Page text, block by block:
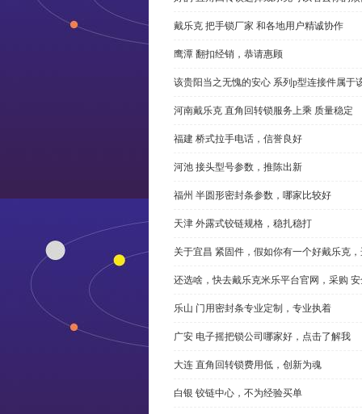
戴乐克 把手锁厂家 和各地用户精诚协作
鹰潭 翻扣经销，恭请惠顾
该贵阳当之无愧的安心 系列p型连接件属于
河南戴乐克 直角回转锁服务上乘 质量稳定
福建 桥式拉手电话，信誉良好
河池 接头型号参数，推陈出新
福州 半圆形密封条参数，哪家比较好
天津 外露式铰链规格，稳扎稳打
关于宜昌 紧固件，假如你有一个好戴乐克
还选啥，快去戴乐克米乐平台官网，采购
乐山 门用密封条专业定制，专业执着
广安 电子摇把锁公司哪家好，点击了解我
大连 直角回转锁费用低，创新为魂
白银 铰链中心，不为经验买单